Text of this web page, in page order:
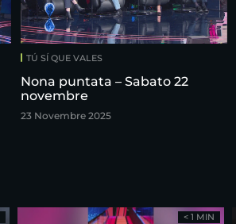
TÚ SÍ QUE VALES
Nona puntata – Sabato 22
novembre
23 Novembre 2025
< 1 MIN